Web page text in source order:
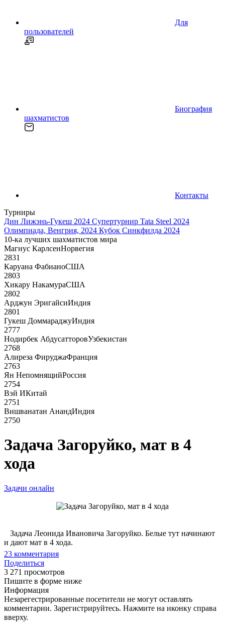
Для
пользователей
Биография
шахматистов
Контакты
Турниры
Дин Лижэнь-Гукеш 2024 Супертурнир Tata Steel 2024
Олимпиада, Венгрия, 2024 Кубок Синкфилда 2024
10-ка лучших шахматистов мира
Магнус КарлсенНорвегия
2831
Каруана ФабианоСША
2803
Хикару НакамураСША
2802
Арджун ЭригайсиИндия
2801
Гукеш ДоммараджуИндия
2777
Нодирбек АбдусатторовУзбекистан
2768
Алиреза ФируджаФранция
2763
Ян НепомнящийРоссия
2754
Вэй ИКитай
2751
Вишванатан АнандИндия
2750
Задача Загоруйко, мат в 4
хода
Задачи онлайн
Задача Леонида Ивановича Загоруйко. Белые тут начинают
и дают мат в 4 хода.
23 комментария
Поделиться
3 271 просмотров
Пишите в форме ниже
Информация
Незарегестрированные посетители не могут оставлять
комментарии. Зарегистрируйтесь. Нажмите на иконку справа
вверху.